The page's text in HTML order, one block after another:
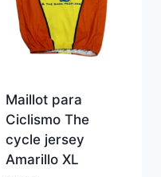
Maillot para
Ciclismo The
cycle jersey
Amarillo XL